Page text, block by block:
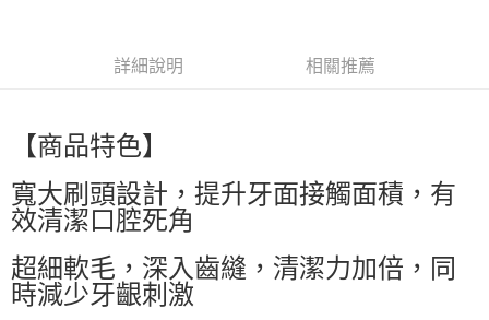
萊爾富取貨付款
每筆NT$60，滿NT$599(含以上)免運費
付款後萊爾富取貨
每筆NT$60，滿NT$599(含以上)免運費
7-11付款取貨
詳細說明 相關推薦
【商品特色】
寬大刷頭設計，提升牙面接觸面積，有
效清潔口腔死角
超細軟毛，深入齒縫，清潔力加倍，同
時減少牙齦刺激